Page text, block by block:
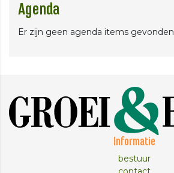
Agenda
Er zijn geen agenda items gevonden
Informatie
bestuur